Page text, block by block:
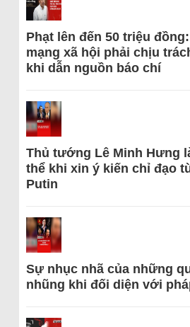
Phạt lên đến 50 triệu
mạng xã hội phải chịu
khi dẫn nguồn báo chí
Thủ tướng Lê Minh Hưng
thể khi xin ý kiến chỉ đạo
Putin
Sự nhục nhã của những
nhũng khi đối diện với